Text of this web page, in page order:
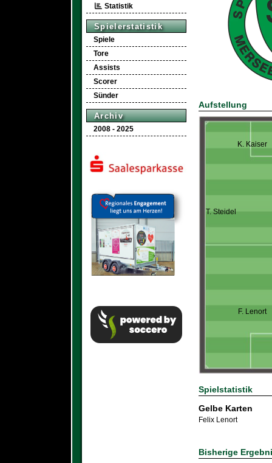
Statistik
Spielerstatistik
Spiele
Tore
Assists
Scorer
Sünder
Archiv
2008 - 2025
Aufstellung
K. Kaiser
T. Steidel
F. Lenort
Spielstatistik
Gelbe Karten
Felix Lenort
Bisherige